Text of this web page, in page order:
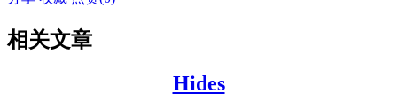
相关文章
Hides